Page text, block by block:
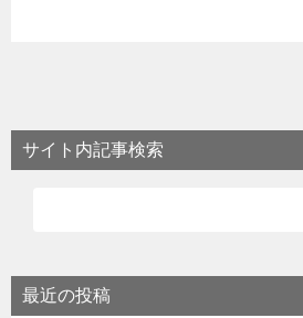
サイト内記事検索
最近の投稿